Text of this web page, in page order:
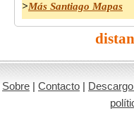
>Más Santiago Mapas
Sobre | Contacto |